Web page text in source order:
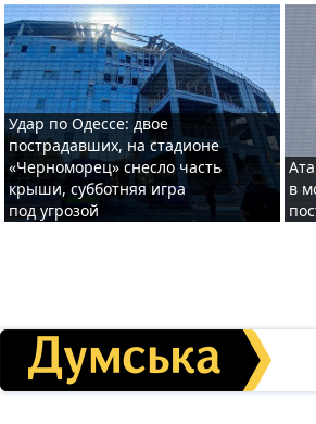
Удар по Одессе: двое
пострадавших, на стадионе
«Черноморец» снесло часть
крыши, субботняя игра
под угрозой
в